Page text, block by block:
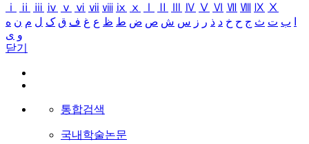
ⅰ
ⅱ ⅲ ⅳ ⅴ ⅵ ⅶ ⅷ ⅸ ⅹ Ⅳ Ⅴ Ⅵ Ⅶ Ⅷ Ⅸ Ⅹ
ب ت ث ج ح خ د ذ ر ز س ش ص ض ط ظ ع غ ف ق ک ل م ن ه
و ی
닫기
통합검색
국내학술논문